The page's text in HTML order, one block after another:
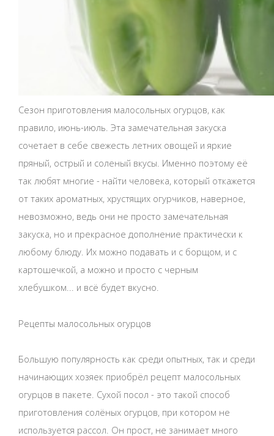
Сезон приготовления малосольных огурцов, как
правило, июнь-июль. Эта замечательная закуска
сочетает в себе свежесть летних овощей и яркие
пряный, острый и соленый вкусы. Именно поэтому её
так любят многие - найти человека, который откажется
от таких ароматных, хрустящих огурчиков, наверное,
невозможно, ведь они не просто замечательная
закуска, но и прекрасное дополнение практически к
любому блюду. Их можно подавать и с борщом, и с
картошечкой, а можно и просто с черным
хлебушком... и всё будет вкусно.
Рецепты малосольных огурцов
Большую популярность как среди опытных, так и среди
начинающих хозяек приобрёл рецепт малосольных
огурцов в пакете. Сухой посол - это такой способ
приготовления солёных огурцов, при котором не
используется рассол. Он прост, не занимает много